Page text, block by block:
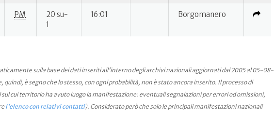
PM
20 su-
1
16:01 Borgomanero
sulla base dei dati inseriti all'interno degli archivi nazionali aggiornati dal 2005 al 05-08-
è segno che lo stesso, con ogni probabilità, non è stato ancora inserito. Il processo di
cui territorio ha avuto luogo la manifestazione: eventuali segnalazioni per errori od omissioni,
l'elenco con relativi contatti). Considerato però che solo le principali manifestazioni nazionali